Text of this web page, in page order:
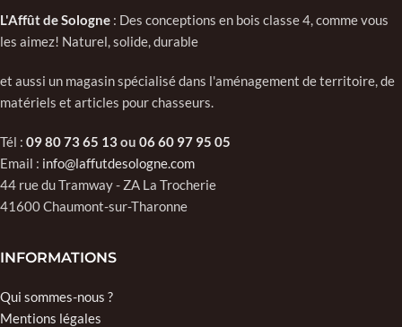
L'Affût de Sologne : Des conceptions en bois classe 4, comme vous
les aimez! Naturel, solide, durable
et aussi un magasin spécialisé dans l'aménagement de territoire, de
matériels et articles pour chasseurs.
Tél : 09 80 73 65 13ou 06 60 97 95 05
Email : info@laffutdesologne.com
44 rue du Tramway - ZA La Trocherie
41600 Chaumont-sur-Tharonne
INFORMATIONS
Qui sommes-nous ?
Mentions légales